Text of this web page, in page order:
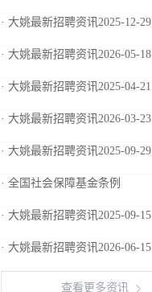
· 大姚最新招聘资讯2025-12-29
· 大姚最新招聘资讯2026-05-18
· 大姚最新招聘资讯2025-04-21
· 大姚最新招聘资讯2026-03-23
· 大姚最新招聘资讯2025-09-29
· 全国社会保障基金条例
· 大姚最新招聘资讯2025-09-15
· 大姚最新招聘资讯2026-06-15
查看更多资讯